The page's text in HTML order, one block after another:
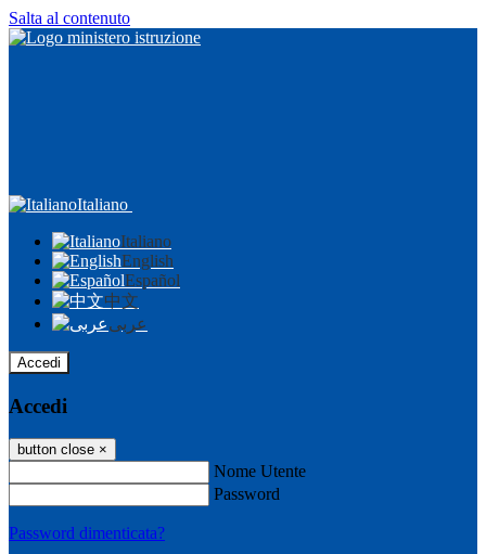
Salta al contenuto
Italiano
Italiano
English
Español
中文
عربى
Accedi
Accedi
button close ×
Nome Utente
Password
Password dimenticata?